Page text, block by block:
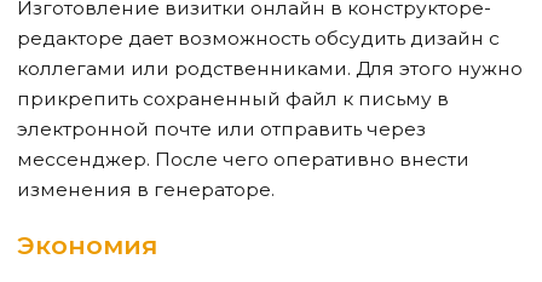
Изготовление визитки онлайн в конструкторе-
редакторе дает возможность обсудить дизайн с
коллегами или родственниками. Для этого нужно
прикрепить сохраненный файл к письму в
электронной почте или отправить через
мессенджер. После чего оперативно внести
изменения в генераторе.
Экономия